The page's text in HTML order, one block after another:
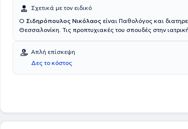
Σχετικά με τον ειδικό
Ο Σιδηρόπουλος Νικόλαος είναι Παθολόγος και
Θεσσαλονίκη. Τις προπτυχιακές του σπουδές στην
στο Γενικό Νοσοκομείο Αεροπορίας και στο Γενικό
"Η Σωτηρία". Στο ιατρείο του αντιμετωπίζεται η
διαβήτης, η χοληστερίνη και οι λοιμώξεις του
του ουροποιητικού συστήματος. Τέλος, εκτελεί
Απλή επίσκεψη
Δες το κόστος